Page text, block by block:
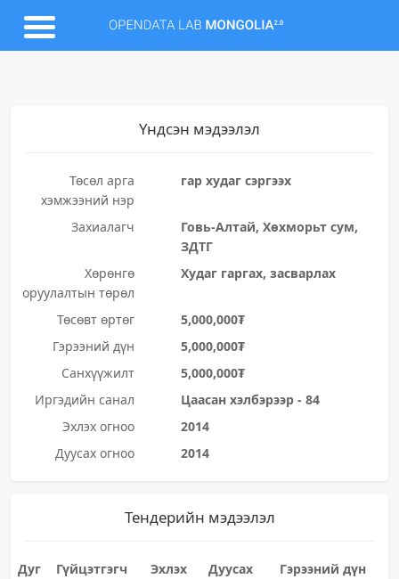
Үндсэн мэдээлэл
Төсөл арга
хэмжээний нэр
гар худаг сэргээх
Захиалагч
Говь-Алтай, Хөхморьт сум,
ЗДТГ
Хөрөнгө
оруулалтын төрөл
Худаг гаргах, засварлах
Төсөвт өртөг
5,000,000₮
Гэрээний дүн
5,000,000₮
Санхүүжилт
5,000,000₮
Иргэдийн санал
Цаасан хэлбэрээр - 84
Эхлэх огноо
2014
Дуусах огноо
2014
Тендерийн мэдээлэл
Дуг
Гүйцэтгэгч Эхлэх Дуусах Гэрээний дүн